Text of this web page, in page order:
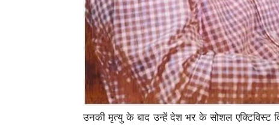
उनकी मृत्यु के बाद उन्हें देश भर के सोशल एक्टिविस्ट